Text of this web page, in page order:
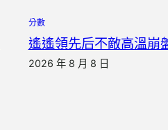
分數
遙遙領先后不敵高溫崩
2026 年 8 月 8 日